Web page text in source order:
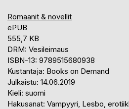
Romaanit & novellit
ePUB
555,7 KB
DRM: Vesileimaus
ISBN-13: 9789515680938
Kustantaja: Books on Demand
Julkaistu: 14.06.2019
Kieli: suomi
Hakusanat: Vampyyri, Lesbo,